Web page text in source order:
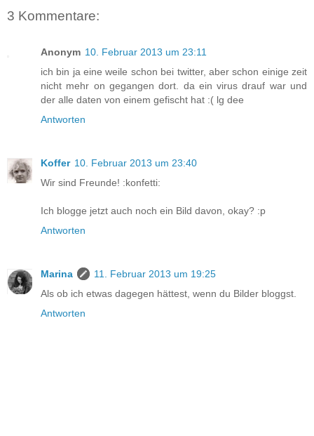
3 Kommentare:
Anonym 10. Februar 2013 um 23:11
ich bin ja eine weile schon bei twitter, aber schon einige zeit
nicht mehr on gegangen dort. da ein virus drauf war und
der alle daten von einem gefischt hat :( lg dee
Antworten
Koffer 10. Februar 2013 um 23:40
Wir sind Freunde! :konfetti:
Ich blogge jetzt auch noch ein Bild davon, okay? :p
Antworten
Marina
11. Februar 2013 um 19:25
Als ob ich etwas dagegen hättest, wenn du Bilder bloggst.
Antworten